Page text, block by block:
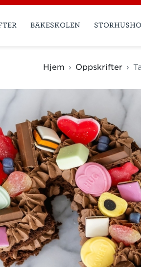
BAKESKOLEN
Hjem Oppskrifter